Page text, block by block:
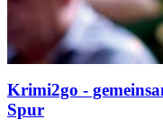
Krimi2go -
Spur